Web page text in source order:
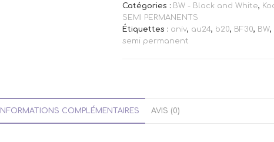
Catégories : BW - Black and White,
SEMI PERMANENTS
Étiquettes : aniv, au24, b20, BF30, BW,
semi permanent
INFORMATIONS COMPLÉMENTAIRES AVIS (0)